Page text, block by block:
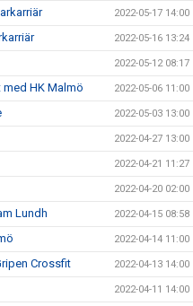
2022-05-17 14:00
2022-05-16 13:24
2022-05-12 08:17
HK Malmö 2022-05-06 11:00
2022-05-03 13:00
2022-04-27 13:00
2022-04-21 11:27
2022-04-20 02:00
Lundh 2022-04-15 08:58
2022-04-14 11:00
Crossfit 2022-04-13 14:00
2022-04-11 14:00